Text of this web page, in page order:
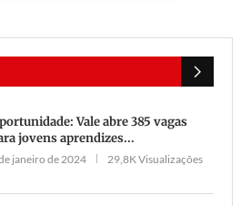
Vale abre 385 vagas
jovens aprendizes...
janeiro de 2024 29,8K Visualizações